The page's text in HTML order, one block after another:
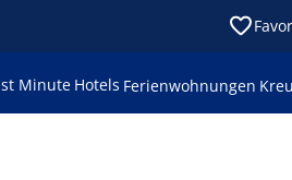
Minute Hotels Ferienwohnungen